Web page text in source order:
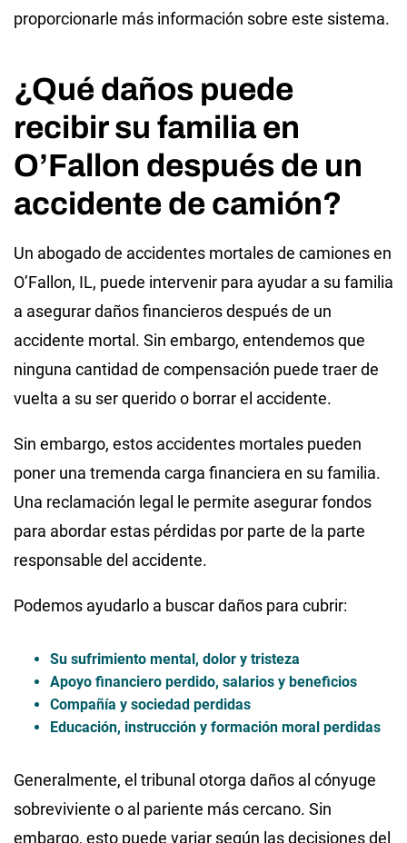
proporcionarle más información sobre este sistema.
¿Qué daños puede
recibir su familia en
O’Fallon después de un
accidente de camión?
Un abogado de accidentes mortales de camiones en
O’Fallon, IL, puede intervenir para ayudar a su familia
a asegurar daños financieros después de un
accidente mortal. Sin embargo, entendemos que
ninguna cantidad de compensación puede traer de
vuelta a su ser querido o borrar el accidente.
Sin embargo, estos accidentes mortales pueden
poner una tremenda carga financiera en su familia.
Una reclamación legal le permite asegurar fondos
para abordar estas pérdidas por parte de la parte
responsable del accidente.
Podemos ayudarlo a buscar daños para cubrir:
Su sufrimiento mental, dolor y tristeza
Apoyo financiero perdido, salarios y beneficios
Compañía y sociedad perdidas
Educación, instrucción y formación moral perdidas
Generalmente, el tribunal otorga daños al cónyuge
sobreviviente o al pariente más cercano. Sin
embargo, esto puede variar según las decisiones del